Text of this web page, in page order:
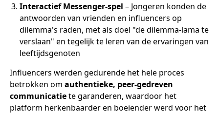
Interactief Messenger-spel – Jongeren konden de
antwoorden van vrienden en influencers op
dilemma's raden, met als doel "de dilemma-lama te
verslaan" en tegelijk te leren van de ervaringen van
leeftijdsgenoten
Influencers werden gedurende het hele proces
betrokken om authentieke, peer-gedreven
communicatiete garanderen, waardoor het
platform herkenbaarder en boeiender werd voor het